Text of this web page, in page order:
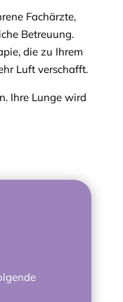
Fachärzte,
Betreuung.
die zu Ihrem
Luft verschafft.
Ihre Lunge wird